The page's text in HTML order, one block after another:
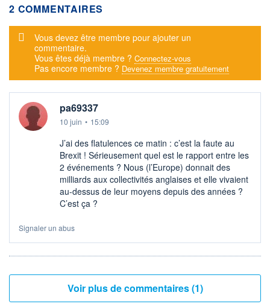
2 COMMENTAIRES
Message d'alerte
Vous devez être membre pour ajouter un
commentaire.
Vous êtes déjà membre ? Connectez-vous
Pas encore membre ? Devenez membre gratuitement
pa69337
10 juin • 15:09
J’ai des flatulences ce matin : c’est la faute au
Brexit ! Sérieusement quel est le rapport entre les
2 événements ? Nous (l’Europe) donnait des
milliards aux collectivités anglaises et elle vivaient
au-dessus de leur moyens depuis des années ?
C’est ça ?
Signaler un abus
Voir plus de commentaires (1)